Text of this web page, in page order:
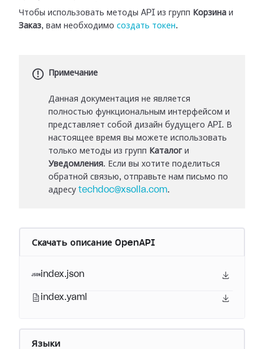
Чтобы использовать методы API из групп Корзина и
Заказ, вам необходимо создать токен.
Примечание
Данная документация не является
полностью функциональным интерфейсом и
представляет собой дизайн будущего API. В
настоящее время вы можете использовать
только методы из групп Каталог и
Уведомления. Если вы хотите поделиться
обратной связью, отправьте нам письмо по
адресу techdoc@xsolla.com.
Скачать описание OpenAPI
index.json
index.yaml
Языки